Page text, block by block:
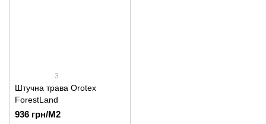
3
Штучна трава Orotex
ForestLand
936 грн/М2